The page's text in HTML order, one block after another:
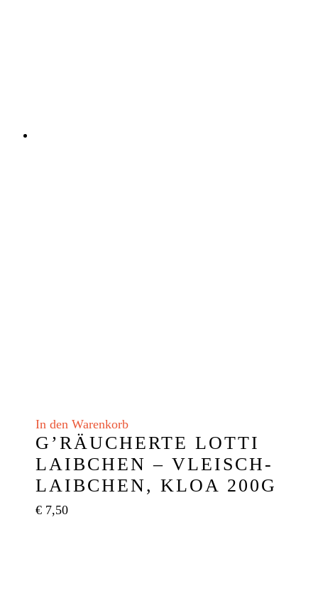
In den Warenkorb
G’RÄUCHERTE LOTTI
LAIBCHEN – VLEISCH-
LAIBCHEN, KLOA 200G
€ 7,50